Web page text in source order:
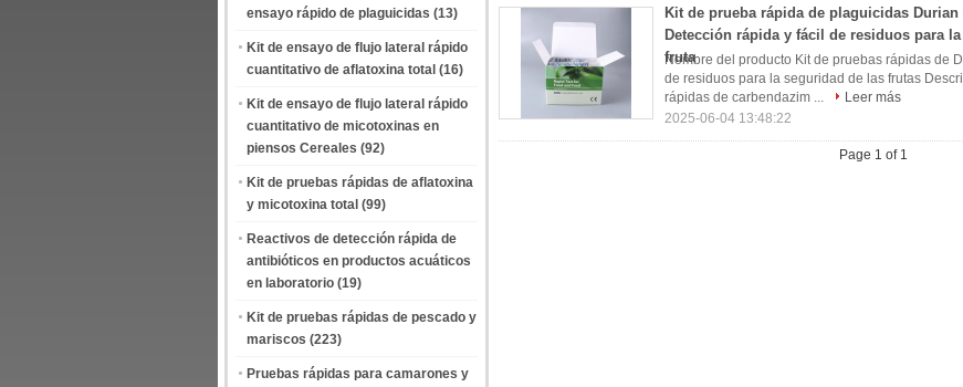
ensayo rápido de plaguicidas (13)
Kit de ensayo de flujo lateral rápido
cuantitativo de aflatoxina total (16)
Kit de ensayo de flujo lateral rápido
cuantitativo de micotoxinas en
piensos Cereales (92)
Kit de pruebas rápidas de aflatoxina
y micotoxina total (99)
Reactivos de detección rápida de
antibióticos en productos acuáticos
en laboratorio (19)
Kit de pruebas rápidas de pescado y
mariscos (223)
Pruebas rápidas para camarones y
Kit de prueba rápida de plaguicidas Durian
Detección rápida y fácil de residuos para
fruta
Nombre del producto Kit de pruebas rápidas de
de residuos para la seguridad de las frutas
rápidas de carbendazim ...
Leer más
2025-06-04 13:48:22
Page 1 of 1